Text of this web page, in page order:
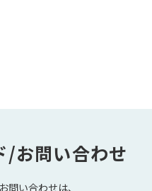
/お問い合わせ
問い合わせは、